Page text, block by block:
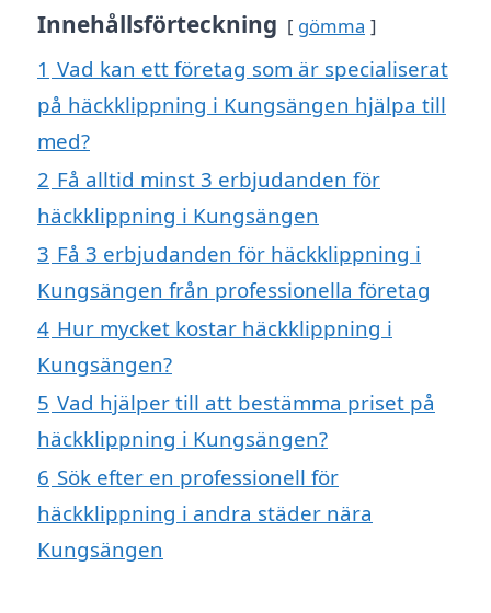
Innehållsförteckning gömma
1 Vad kan ett företag som är specialiserat
på häckklippning i Kungsängen hjälpa till
med?
2 Få alltid minst 3 erbjudanden för
häckklippning i Kungsängen
3 Få 3 erbjudanden för häckklippning i
Kungsängen från professionella företag
4 Hur mycket kostar häckklippning i
Kungsängen?
5 Vad hjälper till att bestämma priset på
häckklippning i Kungsängen?
6 Sök efter en professionell för
häckklippning i andra städer nära
Kungsängen